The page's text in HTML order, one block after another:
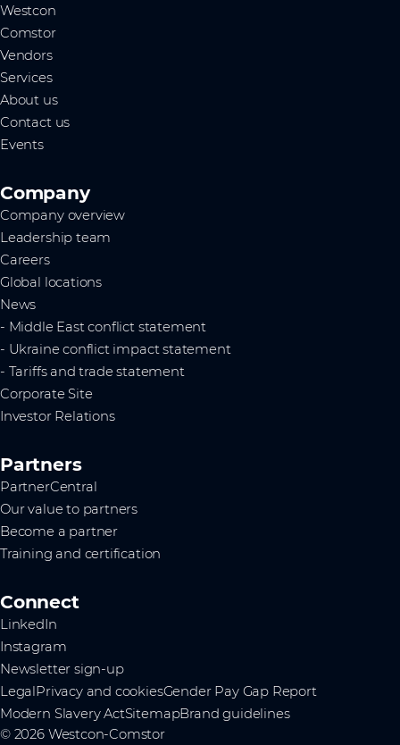
Westcon
Comstor
Vendors
Services
About us
Contact us
Events
Company
Company overview
Leadership team
Careers
Global locations
News
- Middle East conflict statement
- Ukraine conflict impact statement
- Tariffs and trade statement
Corporate Site
Investor Relations
Partners
PartnerCentral
Our value to partners
Become a partner
Training and certification
Connect
LinkedIn
Instagram
Newsletter sign-up
LegalPrivacy and cookiesGender Pay Gap Report
Modern Slavery ActSitemapBrand guidelines
© 2026 Westcon-Comstor